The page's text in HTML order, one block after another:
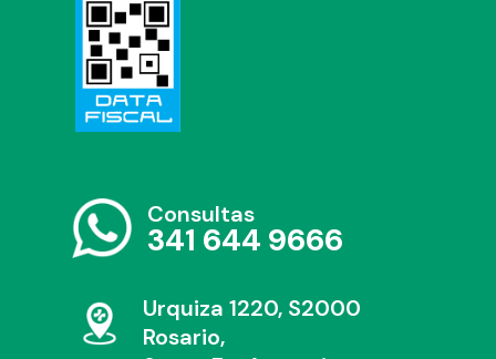
Consultas
341 644 9666
Urquiza 1220, S2000
Rosario,